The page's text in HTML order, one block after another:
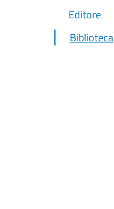
Editore
Biblioteca